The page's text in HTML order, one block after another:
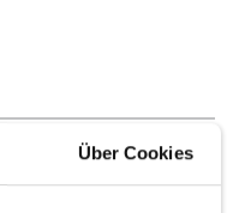
Über Cookies